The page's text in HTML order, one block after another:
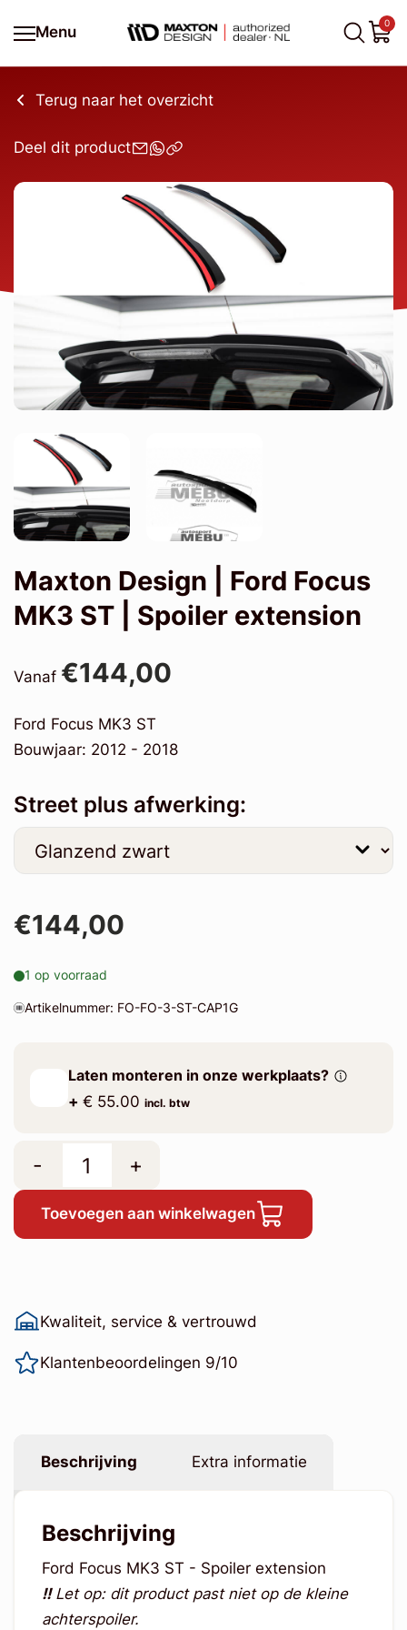
Menu
0
Terug naar het overzicht
Deel dit product
Maxton Design | Ford Focus
MK3 ST | Spoiler extension
Vanaf €144,00
Ford Focus MK3 ST
Bouwjaar: 2012 - 2018
Street plus afwerking:
€144,00
1 op voorraad
Artikelnummer: FO-FO-3-ST-CAP1G
Laten monteren in onze werkplaats?
+ € 55.00 incl. btw
- +
Toevoegen aan winkelwagen
Kwaliteit, service & vertrouwd
Klantenbeoordelingen 9/10
Beschrijving Extra informatie
Beschrijving
Ford Focus MK3 ST - Spoiler extension
!!Let op: dit product past niet op de kleine
achterspoiler.